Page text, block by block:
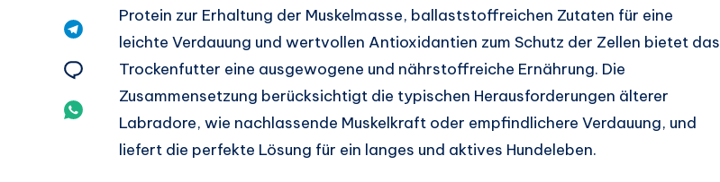
teilen.
Pinterest
teilen.
Telegram
teilen.
Email
teilen.
Whatsapp
Protein zur Erhaltung der Muskelmasse, ballaststoffreichen Zutaten für eine
leichte Verdauung und wertvollen Antioxidantien zum Schutz der Zellen bietet das
Trockenfutter eine ausgewogene und nährstoffreiche Ernährung. Die
Zusammensetzung berücksichtigt die typischen Herausforderungen älterer
Labradore, wie nachlassende Muskelkraft oder empfindlichere Verdauung, und
liefert die perfekte Lösung für ein langes und aktives Hundeleben.